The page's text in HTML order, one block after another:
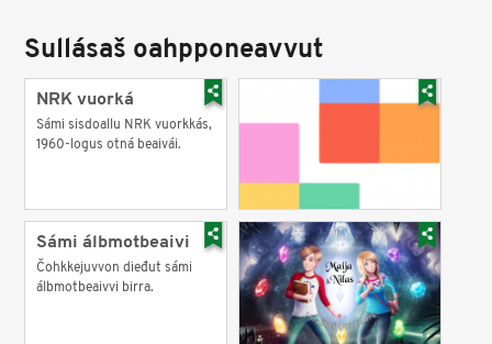
Sullásaš oahpponeavvut
NRK vuorká
Sámi sisdoallu NRK vuorkkás,
1960-logus otná beaivái.
Sámi álbmotbeaivi
Čohkkejuvvon dieđut sámi
álbmotbeaivvi birra.